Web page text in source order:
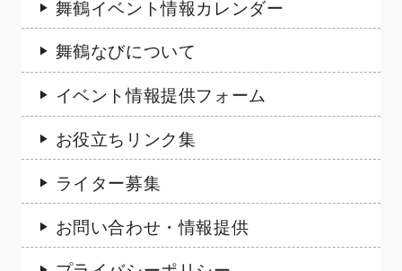
舞鶴イベント情報カレンダー
舞鶴なびについて
イベント情報提供フォーム
お役立ちリンク集
ライター募集
お問い合わせ・情報提供